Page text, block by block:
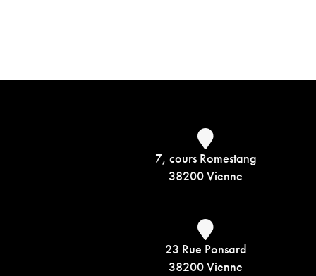
7, cours Romestang
38200 Vienne
23 Rue Ponsard
38200 Vienne